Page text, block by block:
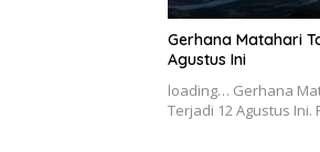
Gerhana Matahari
Agustus Ini
loading… Gerhana
Terjadi 12 Agustus Ini.